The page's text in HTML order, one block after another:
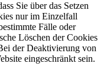
Sie über das Setzen
nur im Einzelfall
Fälle oder
Löschen der Cookies
der Deaktivierung von
eingeschränkt sein.